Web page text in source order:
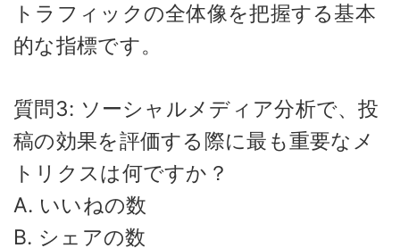
トラフィックの全体像を把握する基本
的な指標です。
質問3: ソーシャルメディア分析で、投
稿の効果を評価する際に最も重要なメ
トリクスは何ですか？
A. いいねの数
B. シェアの数